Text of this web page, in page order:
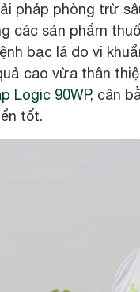
pháp phòng trừ
các sản phẩm
bạc lá do vi
cao vừa thân
Logic 90WP, cân
tốt.